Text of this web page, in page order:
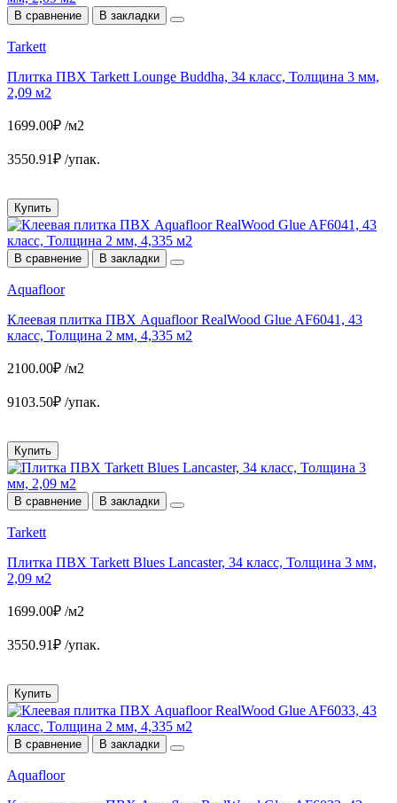
В сравнение В закладки
Tarkett
Плитка ПВХ Tarkett Lounge Buddha, 34 класс, Толщина 3 мм,
2,09 м2
1699.00₽ /м2
3550.91₽ /упак.
Купить
В сравнение В закладки
Aquafloor
Клеевая плитка ПВХ Aquafloor RealWood Glue AF6041, 43
класс, Толщина 2 мм, 4,335 м2
2100.00₽ /м2
9103.50₽ /упак.
Купить
В сравнение В закладки
Tarkett
Плитка ПВХ Tarkett Blues Lancaster, 34 класс, Толщина 3 мм,
2,09 м2
1699.00₽ /м2
3550.91₽ /упак.
Купить
В сравнение В закладки
Aquafloor